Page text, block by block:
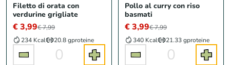
Filetto di orata con
verdurine grigliate
€ 3,99€ 7,99
234 Kcal
20.8 gproteine
0
Pollo al curry con riso
basmati
€ 3,99€ 7,99
340 Kcal
21.33 gproteine
0